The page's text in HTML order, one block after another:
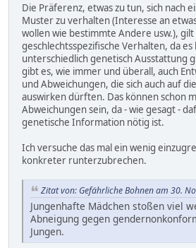
Die Präferenz, etwas zu tun, sich nach
Muster zu verhalten (Interesse an
wollen wie bestimmte Andere usw.),
geschlechtsspezifische Verhalten, da
unterschiedlich genetisch Ausstattung
gibt es, wie immer und überall, auch
und Abweichungen, die sich auch auf
auswirken dürften. Das können schon
Abweichungen sein, da - wie gesagt -
genetische Information nötig ist.
Ich versuche das mal ein wenig
konkreter runterzubrechen.
Zitat von: Gefährliche Bohnen am 30.
Jungenhafte Mädchen stoßen viel
Abneigung gegen
Jungen.